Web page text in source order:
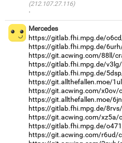
(212.107.27.116)
·
Mercedes
https://gitlab.fhi.mpg.de/
https://gitlab.fhi.mpg.de/
https://git.acwing.com/88ll/
https://gitlab.fhi.mpg.de/
https://gitlab.fhi.mpg.de/
https://git.allthefallen.moe/
https://git.acwing.com/x0ov/
https://git.allthefallen.moe/
https://gitlab.fhi.mpg.de/
https://git.acwing.com/xz5a/
https://gitlab.fhi.mpg.de/
https://git.acwing.com/r6ud/